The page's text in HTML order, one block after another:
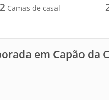
2 Camas de casal
em Capão da